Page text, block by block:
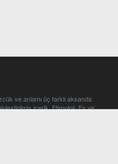
ve anlamı üç farklı aksanda
içerik. Etimoloji, Eş ve